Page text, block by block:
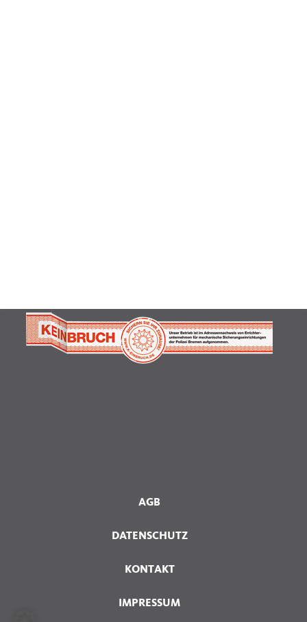
AGB
DATENSCHUTZ
KONTAKT
IMPRESSUM